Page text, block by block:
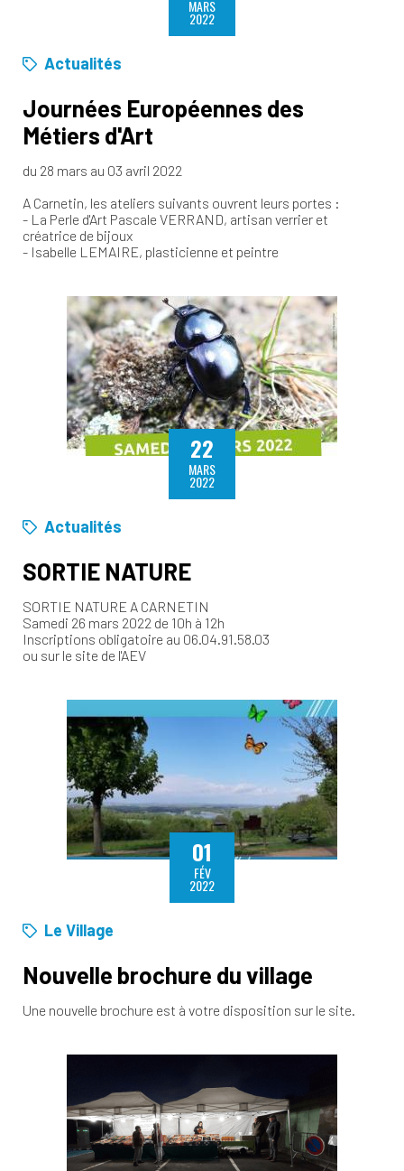
MARS
2022
Actualités
Journées Européennes des
Métiers d'Art
du 28 mars au 03 avril 2022
A Carnetin, les ateliers suivants ouvrent leurs portes :
- La Perle d'Art Pascale VERRAND, artisan verrier et
créatrice de bijoux
- Isabelle LEMAIRE, plasticienne et peintre
22
MARS
2022
Actualités
SORTIE NATURE
SORTIE NATURE A CARNETIN
Samedi 26 mars 2022 de 10h à 12h
Inscriptions obligatoire au 06.04.91.58.03
ou sur le site de l'AEV
01
FÉV
2022
Le Village
Nouvelle brochure du village
Une nouvelle brochure est à votre disposition sur le site.